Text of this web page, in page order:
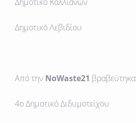
Δημοτικό Λεβιδίου
Από την ΝοWaste21
4ο Δημοτικό Διδυμοτείχου